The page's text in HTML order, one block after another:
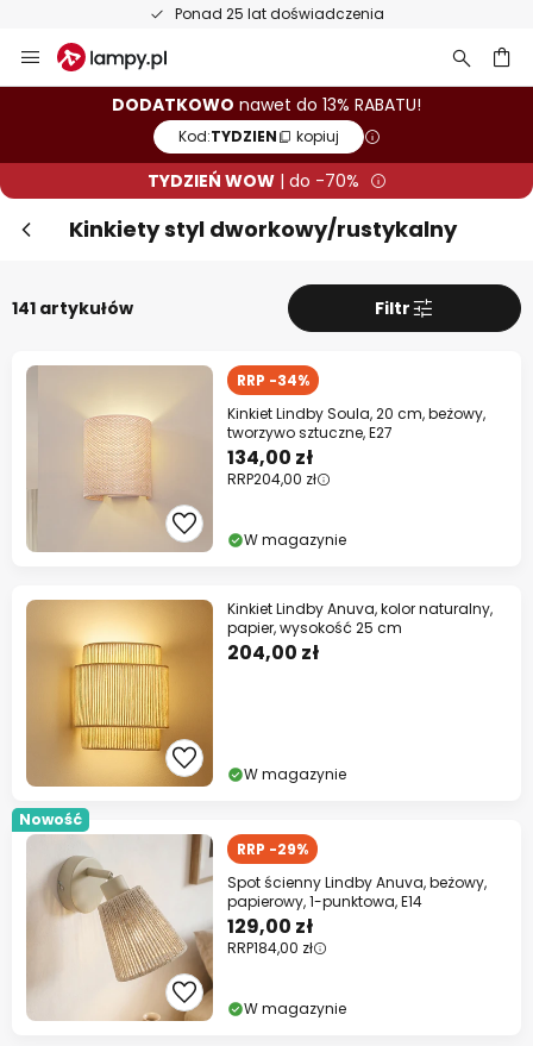
50-dniowy termin zwrotu towaru
Przejdź
do
DODATKOWO nawet do 13% RABATU!
Kod:TYDZIEN kopiuj
TYDZIEŃ WOW| do -70%
Kinkiety styl dworkowy/rustykalny
141 artykułów Filtr
RRP -34%
Kinkiet Lindby Soula, 20 cm, beżowy,
tworzywo sztuczne, E27
134,00 zł
RRP204,00 zł
W magazynie
Kinkiet Lindby Anuva, kolor naturalny,
papier, wysokość 25 cm
204,00 zł
W magazynie
Nowość
RRP -29%
Spot ścienny Lindby Anuva, beżowy,
papierowy, 1-punktowa, E14
129,00 zł
RRP184,00 zł
W magazynie
TYDZIEŃ WOW! Dodatkowo do 13%
rabatu!
10% RABATUod 399 zł
13% RABATUod 699 zł
prawie na wszystko*
kopiuj
* producenci wykluczeni z promocji